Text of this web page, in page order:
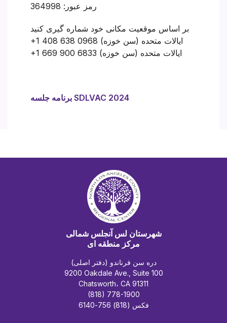
رمز عبور: 364998
بر اساس موقعیت مکانی خود شماره گیری کنید
+1 408 638 0968 ایالات متحده (سن خوزه)
+1 669 900 6833 ایالات متحده (سن خوزه)
برنامه جلسه SDLVAC 2024
شهرستان لس آنجلس شمالی
مرکز منطقه ای
دره سن فرناندو (دفتر اصلی)
9200 Oakdale Ave., Suite 100
Chatsworth، CA 91311
(818) 778-1900
فکس (818) 756-6140